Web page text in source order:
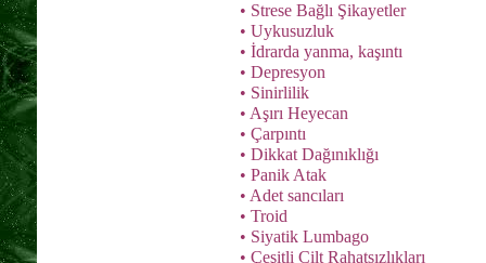
• Strese Bağlı Şikayetler
• Uykusuzluk
• İdrarda yanma, kaşıntı
• Depresyon
• Sinirlilik
• Aşırı Heyecan
• Çarpıntı
• Dikkat Dağınıklığı
• Panik Atak
• Adet sancıları
• Troid
• Siyatik Lumbago
• Çeşitli Cilt Rahatsızlıkları